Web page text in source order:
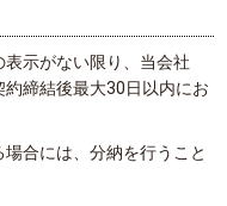
示がない限り、当会社
締結後最大30日以内にお
合には、分納を行うこと